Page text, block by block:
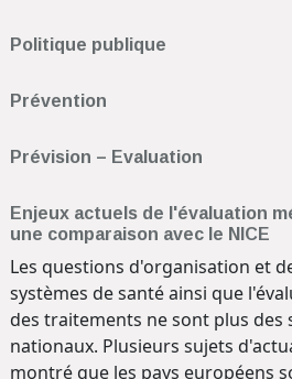
Politique publique
Prévention
Prévision – Evaluation
Enjeux actuels de l'évaluation
une comparaison avec le NICE
Les questions d'organisation et
systèmes de santé ainsi que
des traitements ne sont plus des
nationaux. Plusieurs sujets
montré que les pays européens